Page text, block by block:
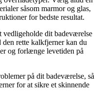
såsom marmor og glas,
for bedste resultat.
vedligeholde dit badeværelse
rette kalkfjerner kan du
og forlænge levetiden på
på dit badeværelse, så
for at sikre et skinnende